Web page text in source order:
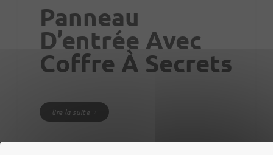
Panneau
D’entrée Avec
Coffre À Secrets
lire la suite